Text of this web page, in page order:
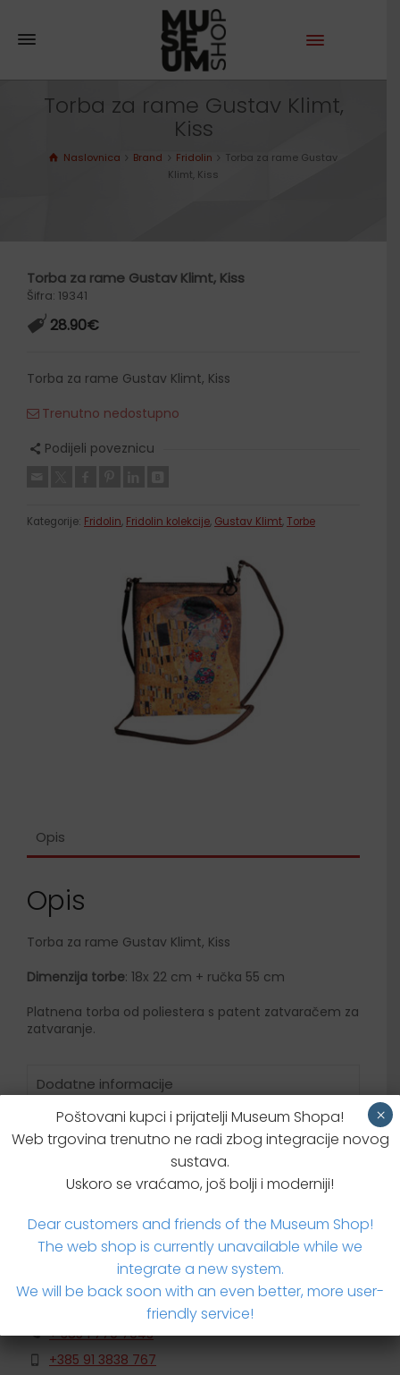
Torba za rame Gustav Klimt,
Kiss
Naslovnica Brand Fridolin
Torba za rame Gustav
Klimt, Kiss
Torba za rame Gustav Klimt, Kiss
Šifra: 19341
28.90€
Torba za rame Gustav Klimt, Kiss
Trenutno nedostupno
Podijeli poveznicu
Kategorije: Fridolin, Fridolin kolekcije, Gustav Klimt, Torbe
Opis
Opis
Torba za rame Gustav Klimt, Kiss
Dimenzija torbe: 18x 22 cm + ručka 55 cm
Platnena torba od poliestera s patent zatvaračem za
zatvaranje.
Dodatne informacije
Brzi upit za proizvodom
Travel Point Croatia
Savska cesta 32, 10000 Zagreb
+ 385 1 770 7043
+385 91 3838 767
Poštovani kupci i prijatelji Museum Shopa!
Web trgovina trenutno ne radi zbog integracije novog
sustava.
Uskoro se vraćamo, još bolji i moderniji!
Dear customers and friends of the Museum Shop!
The web shop is currently unavailable while we
integrate a new system.
We will be back soon with an even better, more user-
friendly service!
×